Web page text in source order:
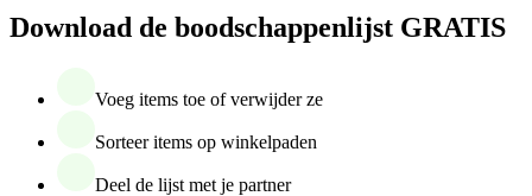
Download de boodschappenlijst GRATIS
Voeg items toe of verwijder ze
Sorteer items op winkelpaden
Deel de lijst met je partner